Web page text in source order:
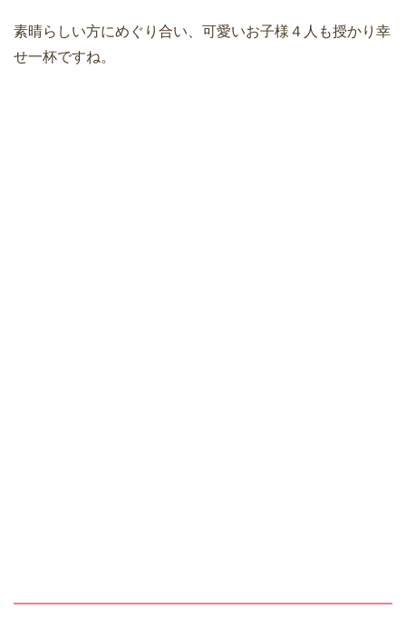
素晴らしい方にめぐり合い、可愛いお子様４人も授かり幸
せ一杯ですね。